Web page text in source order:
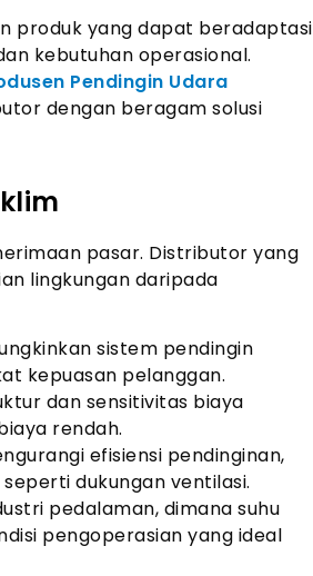
produk yang dapat beradaptasi
kebutuhan operasional.
Pendingin Udara
dengan beragam solusi
pasar. Distributor yang
lingkungan daripada
sistem pendingin
kepuasan pelanggan.
dan sensitivitas biaya
rendah.
efisiensi pendinginan,
dukungan ventilasi.
pedalaman, dimana suhu
pengoperasian yang ideal